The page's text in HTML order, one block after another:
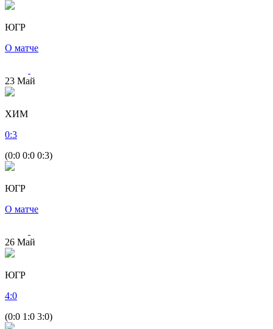
ЮГР
О матче
23 Май
ХИМ
0:3
(0:0 0:0 0:3)
ЮГР
О матче
26 Май
ЮГР
4:0
(0:0 1:0 3:0)